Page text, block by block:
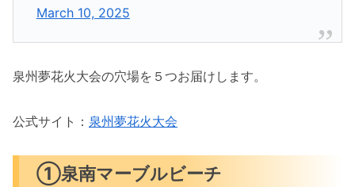
March 10, 2025
泉州夢花火大会の穴場を５つお届けします。
公式サイト： 泉州夢花火大会
①泉南マーブルビーチ